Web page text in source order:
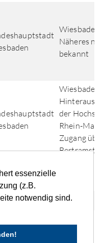
essenzielle
(z.B.
notwendig sind.
Wiesbaden,
Näheres
bekannt
Wiesbaden,
der
Rhein-
Zugang
5 6 ... ›